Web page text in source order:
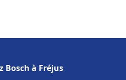
Bosch à Fréjus